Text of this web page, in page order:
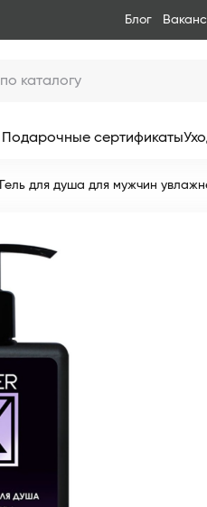
Блог
Подарочные сертификаты
Гель для душа для мужчин